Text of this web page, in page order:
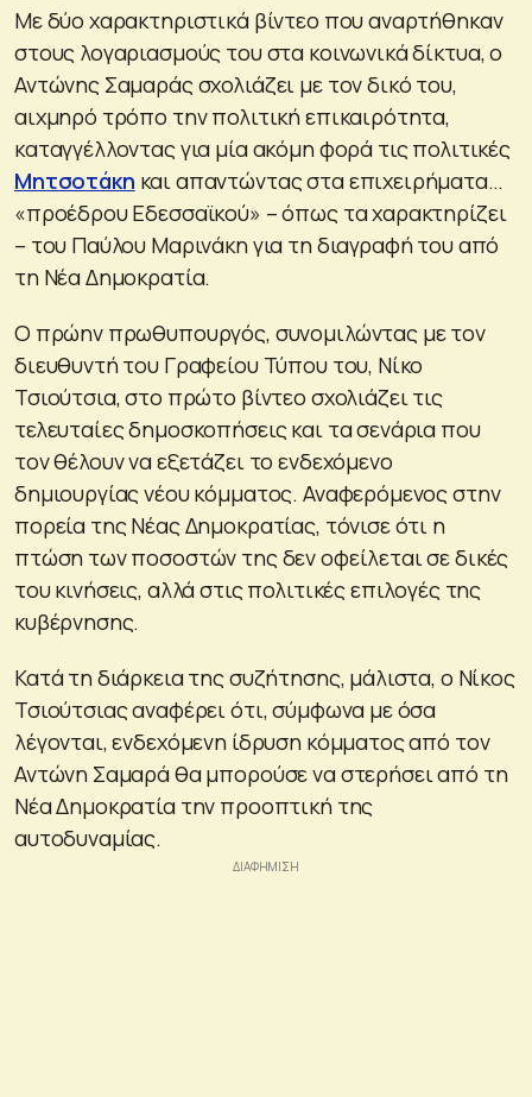
Με δύο χαρακτηριστικά βίντεο που αναρτήθηκαν
στους λογαριασμούς του στα κοινωνικά δίκτυα, ο
Αντώνης Σαμαράς σχολιάζει με τον δικό του,
αιχμηρό τρόπο την πολιτική επικαιρότητα,
καταγγέλλοντας για μία ακόμη φορά τις πολιτικές
Μητσοτάκη και απαντώντας στα επιχειρήματα…
«προέδρου Εδεσσαϊκού» – όπως τα χαρακτηρίζει
– του Παύλου Μαρινάκη για τη διαγραφή του από
τη Νέα Δημοκρατία.
Ο πρώην πρωθυπουργός, συνομιλώντας με τον
διευθυντή του Γραφείου Τύπου του, Νίκο
Τσιούτσια, στο πρώτο βίντεο σχολιάζει τις
τελευταίες δημοσκοπήσεις και τα σενάρια που
τον θέλουν να εξετάζει το ενδεχόμενο
δημιουργίας νέου κόμματος. Αναφερόμενος στην
πορεία της Νέας Δημοκρατίας, τόνισε ότι η
πτώση των ποσοστών της δεν οφείλεται σε δικές
του κινήσεις, αλλά στις πολιτικές επιλογές της
κυβέρνησης.
Κατά τη διάρκεια της συζήτησης, μάλιστα, ο Νίκος
Τσιούτσιας αναφέρει ότι, σύμφωνα με όσα
λέγονται, ενδεχόμενη ίδρυση κόμματος από τον
Αντώνη Σαμαρά θα μπορούσε να στερήσει από τη
Νέα Δημοκρατία την προοπτική της
αυτοδυναμίας.